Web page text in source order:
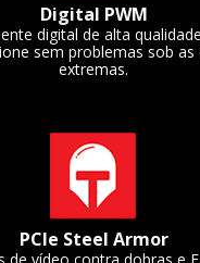
Digital PWM
digital de alta
sem problemas sob as
extremas.
PCIe Steel Armor
de vídeo contra dobras e